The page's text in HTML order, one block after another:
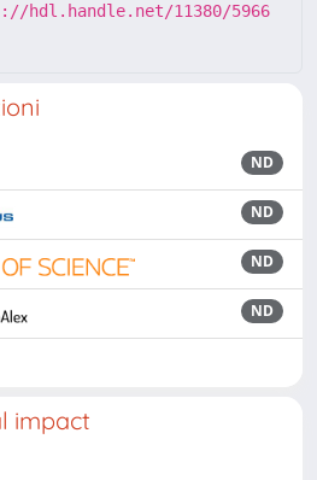
hdl.handle.net/11380/5966
ND
ND
ND
ND
impact